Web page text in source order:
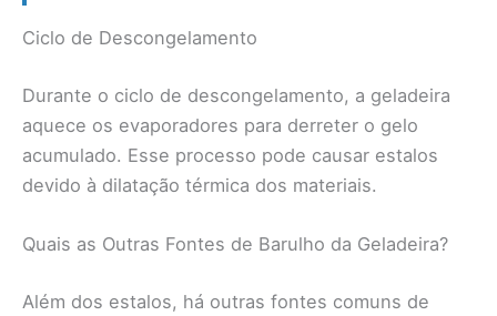
Ciclo de Descongelamento
Durante o ciclo de descongelamento, a geladeira
aquece os evaporadores para derreter o gelo
acumulado. Esse processo pode causar estalos
devido à dilatação térmica dos materiais.
Quais as Outras Fontes de Barulho da Geladeira?
Além dos estalos, há outras fontes comuns de